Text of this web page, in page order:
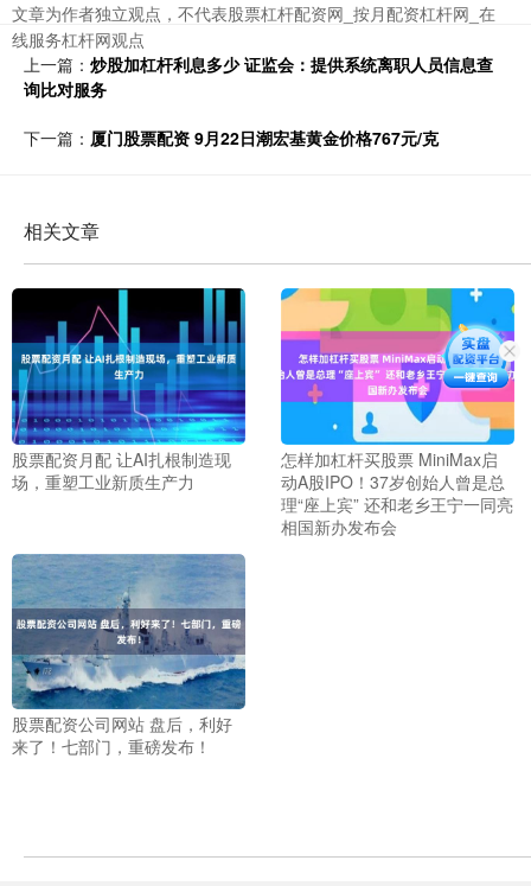
文章为作者独立观点，不代表股票杠杆配资网_按月配资杠杆网_在
线服务杠杆网观点
上一篇： 炒股加杠杆利息多少 证监会：提供系统离职人员信息查
询比对服务
下一篇： 厦门股票配资 9月22日潮宏基黄金价格767元/克
相关文章
股票配资月配 让AI扎根制造现
场，重塑工业新质生产力
怎样加杠杆买股票 MiniMax启
动A股IPO！37岁创始人曾是总
理“座上宾” 还和老乡王宁一同亮
相国新办发布会
股票配资公司网站 盘后，利好
来了！七部门，重磅发布！